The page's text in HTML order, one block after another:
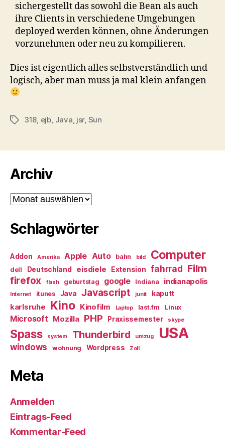
sichergestellt das sowohl die Bean als auch
ihre Clients in verschiedene Umgebungen
deployed werden können, ohne Änderungen
vorzunehmen oder neu zu kompilieren.
Dies ist eigentlich alles selbstverständlich und
logisch, aber man muss ja mal klein anfangen
Schlagwörter
318 ejb Java jsr, Sun
Archiv
Archiv
Schlagwörter
Addon Amerika Apple Auto bahn bild Computer
dell Deutschland eisdiele Extension fahrrad Film
firefox flash geburtstag google Indiana indianapolis
Internet itunes Java Javascript junit kaputt
karlsruhe Kino Kinofilm Laptop last.fm Linux
Microsoft Mozilla PHP Praxissemester skype
Spass system Thunderbird umzug USA
windows wohnung Wordpress Zoll
Meta
Anmelden
Eintrags-Feed
Kommentar-Feed